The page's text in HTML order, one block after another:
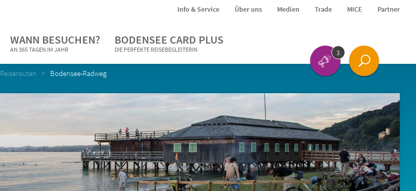
Info & Service Über uns Medien Trade MICE Partner
WANN BESUCHEN?
AN 365 TAGEN IM JAHR
BODENSEE CARD PLUS
DIE PERFEKTE REISEBEGLEITERIN 3
Reiserouten Bodensee-Radweg